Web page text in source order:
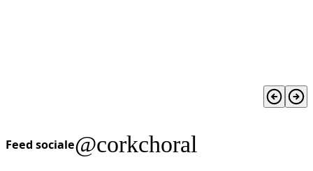
Feed sociale@corkchoral